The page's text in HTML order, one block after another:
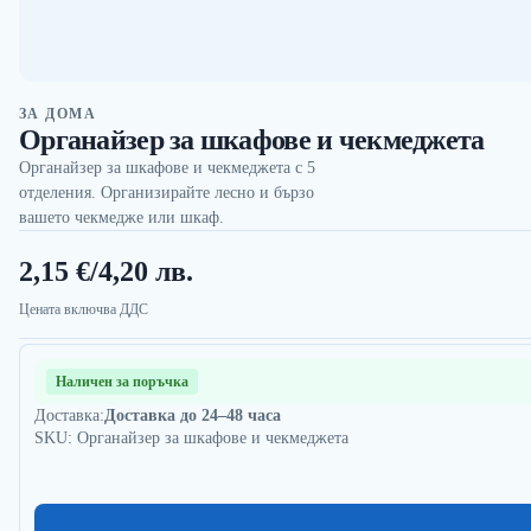
ЗА ДОМА
Органайзер за шкафове и чекмеджета
Органайзер за шкафове и чекмеджета с 5
отделения. Организирайте лесно и бързо
вашето чекмедже или шкаф.
2,15 €/4,20 лв.
Цената включва ДДС
Наличен за поръчка
Доставка:Доставка до 24–48 часа
SKU: Органайзер за шкафове и чекмеджета